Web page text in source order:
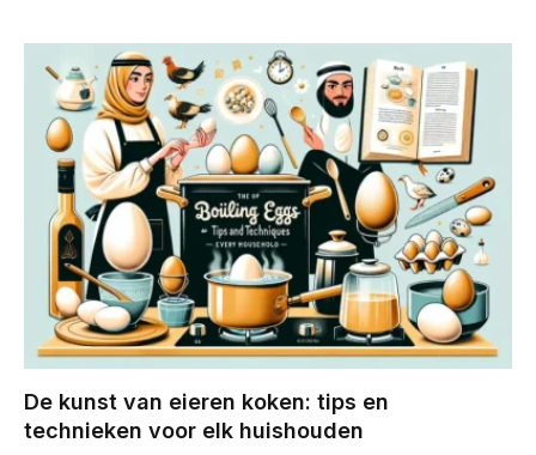
De kunst van eieren koken: tips en
technieken voor elk huishouden